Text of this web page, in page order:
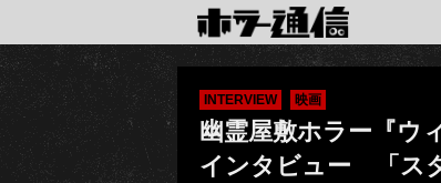
INTERVIEW 映画
幽霊屋敷ホラー『ウ
インタビュー 「ス